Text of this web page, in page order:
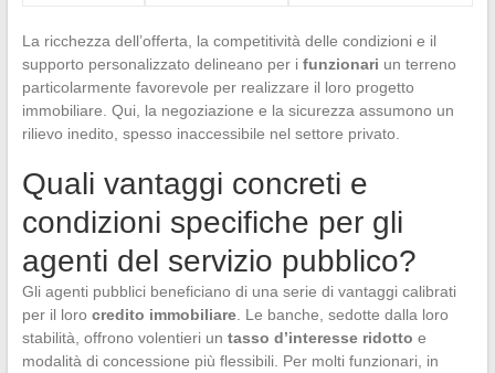
La ricchezza dell’offerta, la competitività delle condizioni e il
supporto personalizzato delineano per i funzionari un terreno
particolarmente favorevole per realizzare il loro progetto
immobiliare. Qui, la negoziazione e la sicurezza assumono un
rilievo inedito, spesso inaccessibile nel settore privato.
Quali vantaggi concreti e
condizioni specifiche per gli
agenti del servizio pubblico?
Gli agenti pubblici beneficiano di una serie di vantaggi calibrati
per il loro credito immobiliare. Le banche, sedotte dalla loro
stabilità, offrono volentieri un tasso d’interesse ridotto e
modalità di concessione più flessibili. Per molti funzionari, in